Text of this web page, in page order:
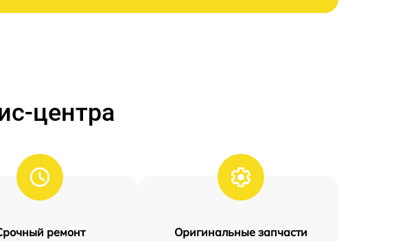
центра
ремонт Оригинальные запчасти